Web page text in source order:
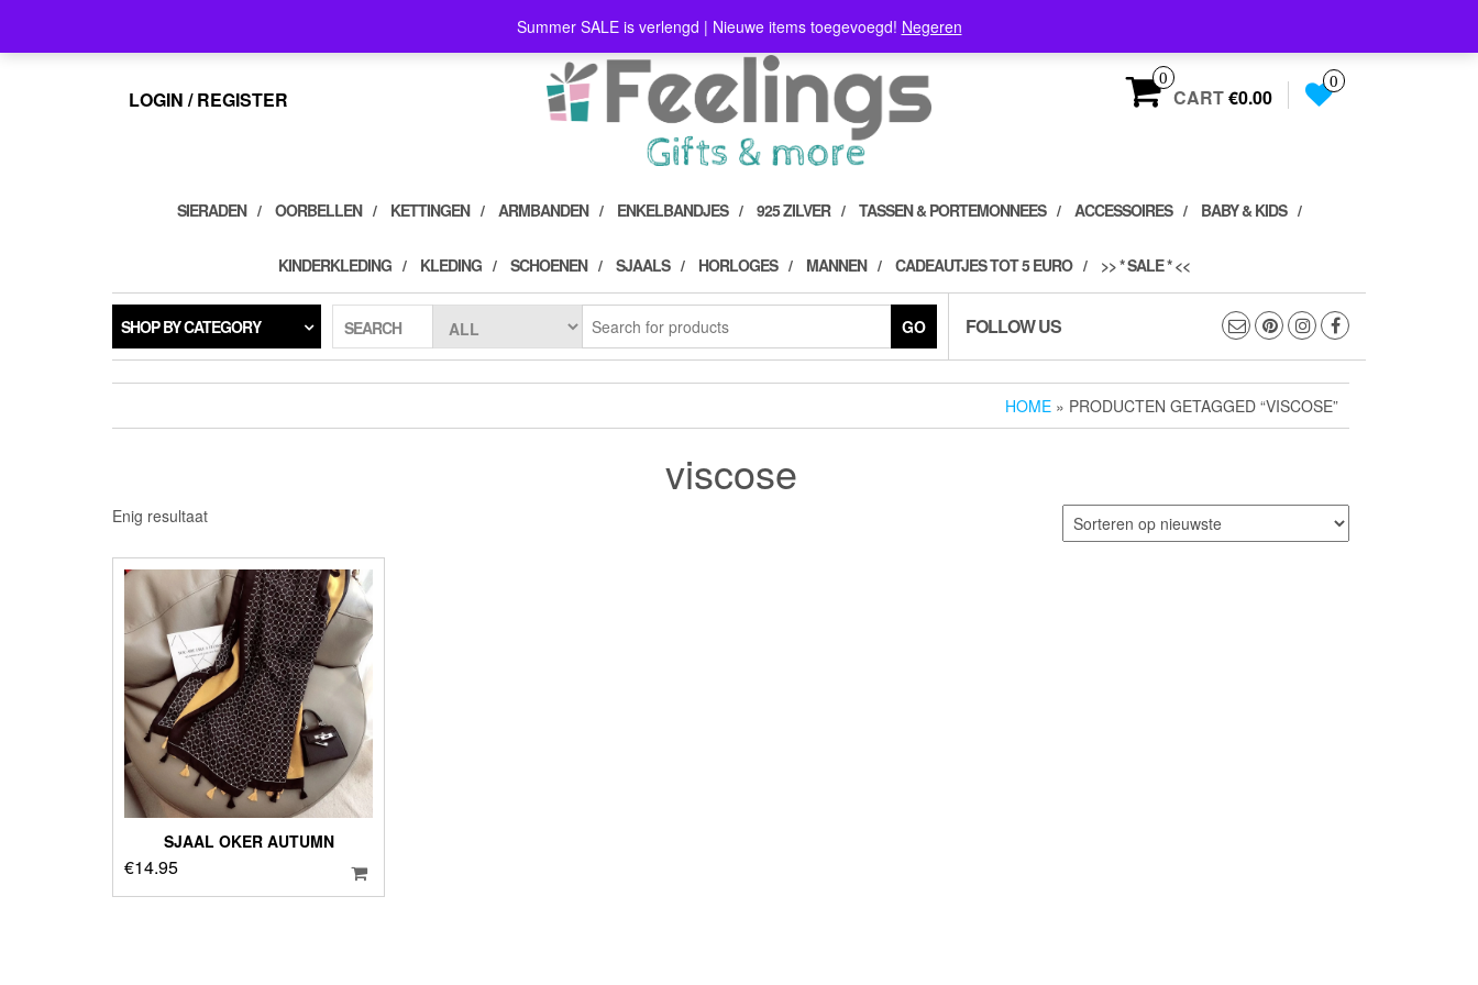
the
Summer SALE is verlengd | Nieuwe items toegevoegd! Negeren
LOGIN / REGISTER
0
CART€0.00
0
SIERADEN OORBELLEN KETTINGEN ARMBANDEN ENKELBANDJES 925 ZILVER TASSEN & PORTEMONNEES ACCESSOIRES BABY & KIDS
KINDERKLEDING KLEDING SCHOENEN SJAALS HORLOGES MANNEN CADEAUTJES TOT 5 EURO >> * SALE * <<
SHOP BY CATEGORY SEARCH GO FOLLOW US
HOME » PRODUCTEN GETAGGED “VISCOSE”
viscose
Enig resultaat
SJAAL OKER AUTUMN
€14.95